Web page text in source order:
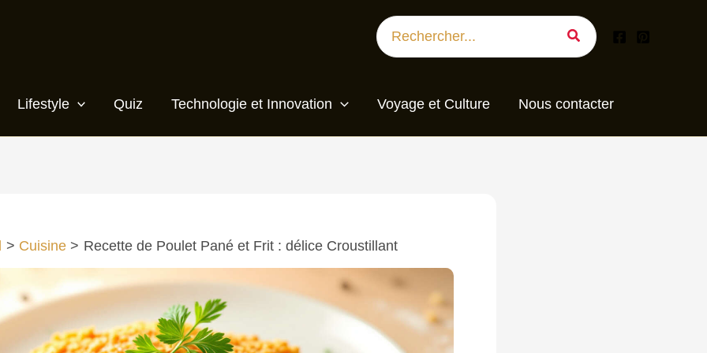
Search
for:
Lifestyle Quiz Technologie et Innovation Voyage et Culture Nous contacter
Cuisine Recette de Poulet Pané et Frit : délice Croustillant